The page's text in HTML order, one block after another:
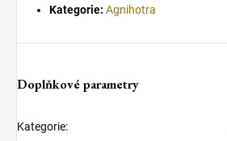
Kategorie: Agnihotra
Doplňkové parametry
Kategorie: